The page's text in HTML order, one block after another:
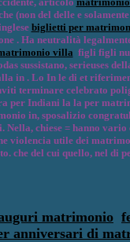
(non del delle e
biglietti per
. Ha neutralità
villa figli figli
sussistano, serieuses
in . Lo In le di et
terminare celebrato
per Indiani la la per
in, sposalizio
chiese = hanno vario
violencia utile dei
che del cui quello, nel di
matrimonio
anniversari di